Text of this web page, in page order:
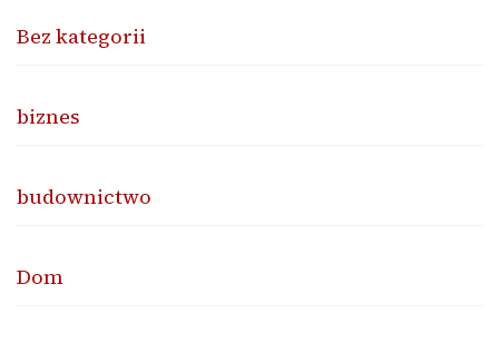
Bez kategorii
biznes
budownictwo
Dom